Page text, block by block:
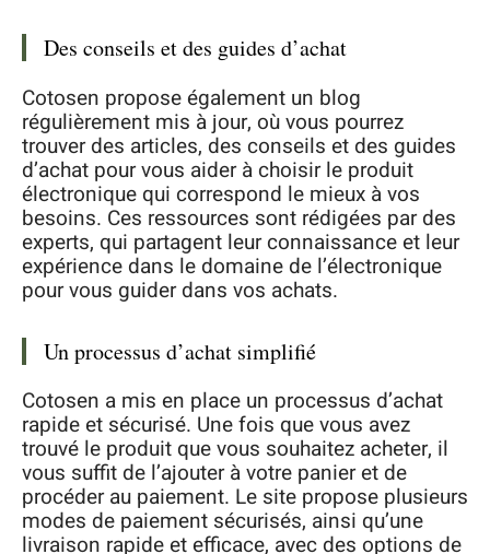
Des conseils et des guides d’achat
Cotosen propose également un blog
régulièrement mis à jour, où vous pourrez
trouver des articles, des conseils et des guides
d’achat pour vous aider à choisir le produit
électronique qui correspond le mieux à vos
besoins. Ces ressources sont rédigées par des
experts, qui partagent leur connaissance et leur
expérience dans le domaine de l’électronique
pour vous guider dans vos achats.
Un processus d’achat simplifié
Cotosen a mis en place un processus d’achat
rapide et sécurisé. Une fois que vous avez
trouvé le produit que vous souhaitez acheter, il
vous suffit de l’ajouter à votre panier et de
procéder au paiement. Le site propose plusieurs
modes de paiement sécurisés, ainsi qu’une
livraison rapide et efficace, avec des options de